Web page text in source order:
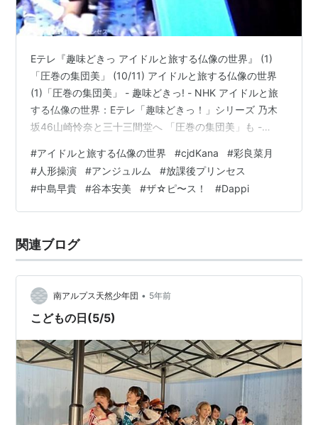
Eテレ『趣味どきっ アイドルと旅する仏像の世界』 (1)
「圧巻の集団美」 (10/11) アイドルと旅する仏像の世界
(1)「圧巻の集団美」 - 趣味どきっ! - NHK アイドルと旅
する仏像の世界：Eテレ「趣味どきっ！」シリーズ 乃木
坂46山崎怜奈と三十三間堂へ 「圧巻の集団美」も -
(月)21:30〜、NHK「趣味どきっ！アイドルと旅する仏像
の世界」に #山崎怜奈 が出演いたします！⛩🪨京都・三
十三間堂の千体千手観音の前では自然と背筋が伸びてし
まうほど圧巻でした…！😳皆さまぜひご覧ください！#ア
#アイドルと旅する仏像の世界 #cjdKana #彩良菜月
#人形操演 #アンジュルム #放課後プリンセス
#中島早貴 #谷本安美 #ザ☆ピ〜ス！ #Dappi
関連ブログ
南アルプス天然少年団 • 5年前
こどもの日(5/5)